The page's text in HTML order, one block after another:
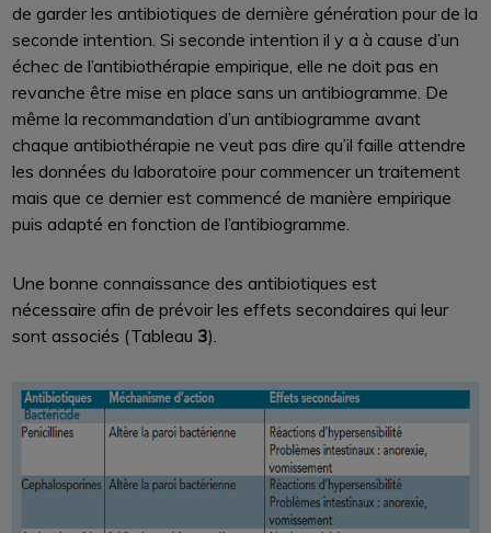
de garder les antibiotiques de dernière génération pour de la
seconde intention. Si seconde intention il y a à cause d’un
échec de l’antibiothérapie empirique, elle ne doit pas en
revanche être mise en place sans un antibiogramme. De
même la recommandation d’un antibiogramme avant
chaque antibiothérapie ne veut pas dire qu’il faille attendre
les données du laboratoire pour commencer un traitement
mais que ce dernier est commencé de manière empirique
puis adapté en fonction de l’antibiogramme.
Une bonne connaissance des antibiotiques est
nécessaire afin de prévoir les effets secondaires qui leur
sont associés (Tableau 3).